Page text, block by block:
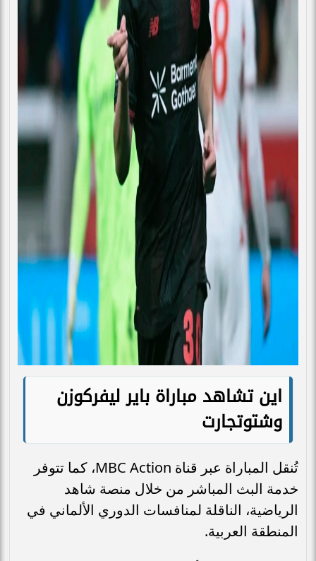
اين تشاهد مباراة باير ليفركوزن
وشتوتجارت
تُنقل المباراة عبر قناة MBC Action، كما تتوفر
خدمة البث المباشر من خلال منصة شاهد
الرياضية، الناقلة لمنافسات الدوري الألماني في
المنطقة العربية.